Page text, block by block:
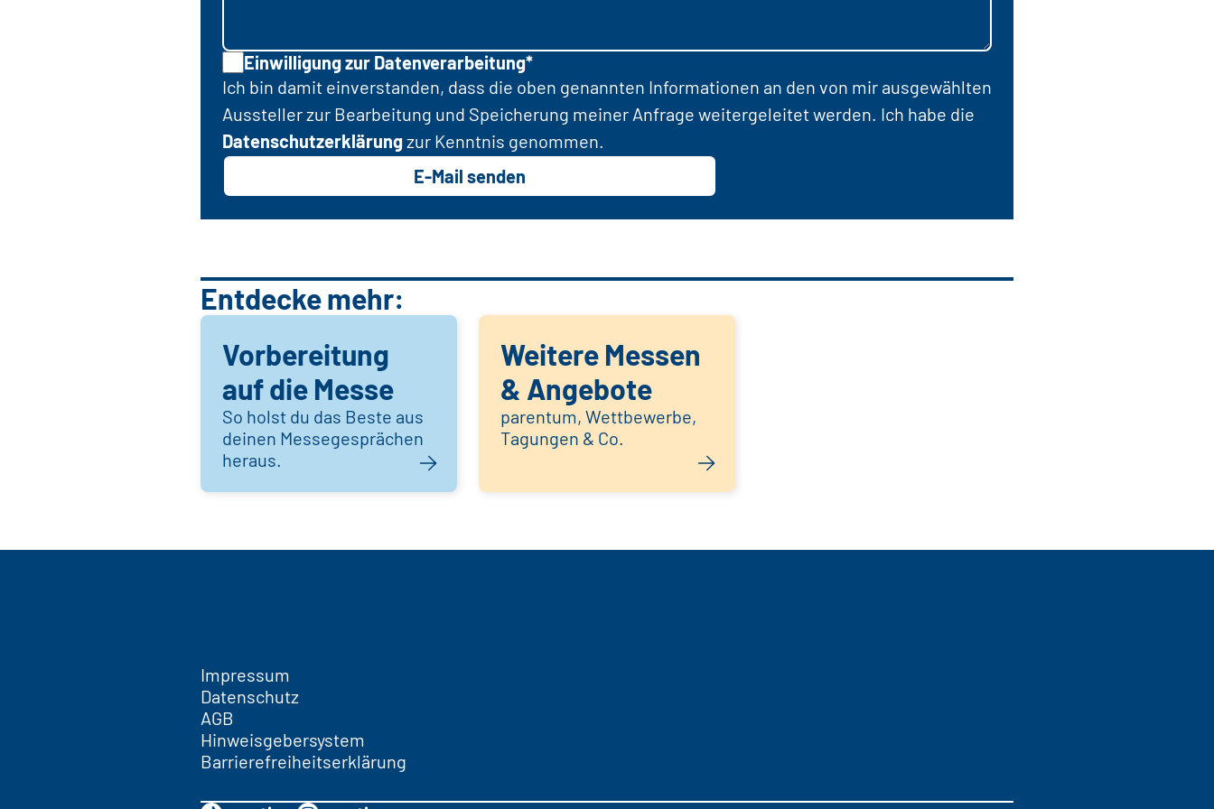
Einwilligung zur Datenverarbeitung*
Ich bin damit einverstanden, dass die oben genannten Informationen an den von mir ausgewählten
Aussteller zur Bearbeitung und Speicherung meiner Anfrage weitergeleitet werden. Ich habe die
Datenschutzerklärungzur Kenntnis genommen.
E-Mail senden
Entdecke mehr:
Vorbereitung
auf die Messe
So holst du das Beste aus
deinen Messegesprächen
heraus.
Weitere Messen
& Angebote
parentum, Wettbewerbe,
Tagungen & Co.
Impressum
Datenschutz
AGB
Hinweisgebersystem
Barrierefreiheitserklärung